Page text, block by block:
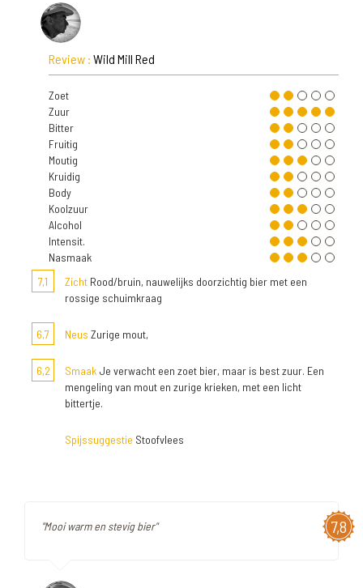
Review : Wild Mill Red
Zoet
Zuur
Bitter
Fruitig
Moutig
Kruidig
Body
Koolzuur
Alcohol
Intensit.
Nasmaak
7,1
Zicht Rood/bruin, nauwelijks doorzichtig bier met een
rossige schuimkraag
6,7 Neus Zurige mout,
6,2 Smaak Je verwacht een zoet bier, maar is best zuur. Een
mengeling van mout en zurige krieken, met een licht
bittertje.
Spijssuggestie Stoofvlees
7,8
"Mooi warm en stevig bier"